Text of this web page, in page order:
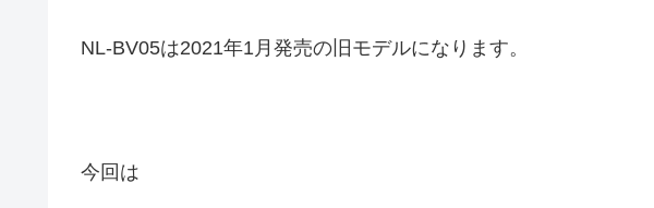
NL-BV05は2021年1月発売の旧モデルになります。
今回は